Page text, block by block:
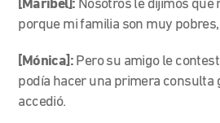
[Maribel]: Nosotros le dijimos que
porque mi familia son muy pobres,
[Mónica]: Pero su amigo le
podía hacer una primera consulta
accedió.